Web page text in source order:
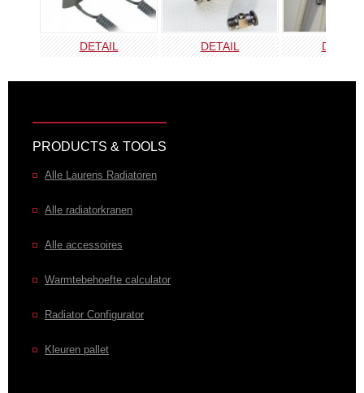
DETAIL DETAIL DETAIL
PRODUCTS & TOOLS
Alle Laurens Radiatoren
Alle radiatorkranen
Alle accessoires
Warmtebehoefte calculator
Radiator Configurator
Kleuren pallet